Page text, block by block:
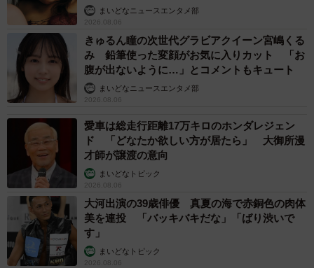
まいどなニュースエンタメ部
2026.08.06
きゅるん瞳の次世代グラビアクイーン宮嶋くる
み 鉛筆使った変顔がお気に入りカット 「お
腹が出ないように…」とコメントもキュート
まいどなニュースエンタメ部
2026.08.06
愛車は総走行距離17万キロのホンダレジェン
ド 「どなたか欲しい方が居たら」 大御所漫
才師が譲渡の意向
まいどなトピック
2026.08.06
大河出演の39歳俳優 真夏の海で赤銅色の肉体
美を連投 「バッキバキだな」「ばり渋いで
す」
まいどなトピック
2026.08.06